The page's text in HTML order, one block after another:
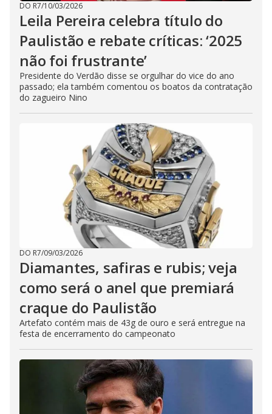
DO R7/10/03/2026
Leila Pereira celebra título do
Paulistão e rebate críticas: ‘2025
não foi frustrante’
Presidente do Verdão disse se orgulhar do vice do ano
passado; ela também comentou os boatos da contratação
do zagueiro Nino
DO R7/09/03/2026
Diamantes, safiras e rubis; veja
como será o anel que premiará
craque do Paulistão
Artefato contém mais de 43g de ouro e será entregue na
festa de encerramento do campeonato